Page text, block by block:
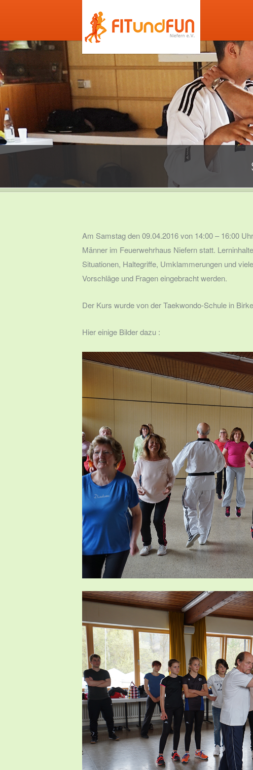
Am Samstag den 09.04.2016 von 14:00 – 16:00
Männer im Feuerwehrhaus Niefern statt.
Situationen, Haltegriffe, Umklammerungen und
Vorschläge und Fragen eingebracht werden.
Der Kurs wurde von der Taekwondo-Schule in
Hier einige Bilder dazu :